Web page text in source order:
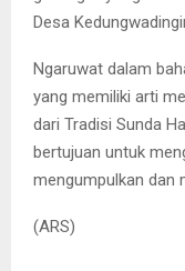
Desa
Ngaruwat dalam
yang memiliki arti
dari Tradisi Sunda
bertujuan untuk
mengumpulkan dan
(ARS)